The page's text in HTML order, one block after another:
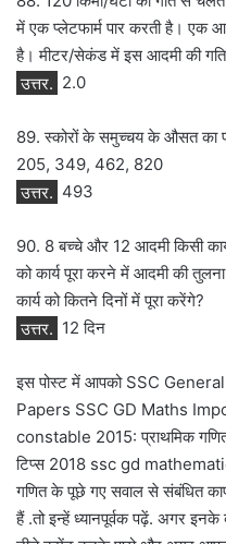
में एक प्लेटफार्म पार करती है। एक
है। मीटर/सेकंड में इस आदमी की गति
उत्तर. 2.0
89. स्कोरों के समुच्चय के औसत का
205, 349, 462, 820
उत्तर. 493
90. 8 बच्चे और 12 आदमी किसी
को कार्य पूरा करने में आदमी की
कार्य को कितने दिनों में पूरा करेंगे?
उत्तर. 12 दिन
इस पोस्ट में आपको SSC
Papers SSC GD Maths
constable 2015: प्राथमिक
टिप्स 2018 ssc gd
गणित के पूछे गए सवाल से संबंधित
हैं .तो इन्हें ध्यानपूर्वक पढ़ें. अगर इनके